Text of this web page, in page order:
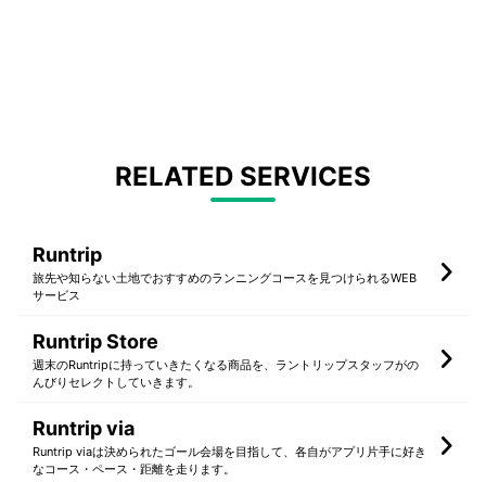
RELATED SERVICES
Runtrip
旅先や知らない土地でおすすめのランニングコースを見つけられるWEB
サービス
Runtrip Store
週末のRuntripに持っていきたくなる商品を、ラントリップスタッフがの
んびりセレクトしていきます。
Runtrip via
Runtrip viaは決められたゴール会場を目指して、各自がアプリ片手に好き
なコース・ペース・距離を走ります。